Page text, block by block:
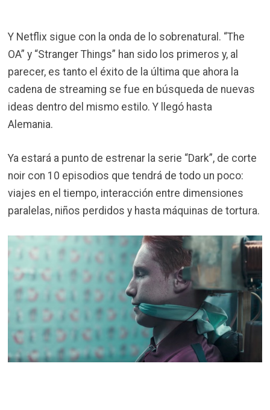
Y Netflix sigue con la onda de lo sobrenatural. “The
OA” y “Stranger Things” han sido los primeros y, al
parecer, es tanto el éxito de la última que ahora la
cadena de streaming se fue en búsqueda de nuevas
ideas dentro del mismo estilo. Y llegó hasta
Alemania.
Ya estará a punto de estrenar la serie “Dark”, de corte
noir con 10 episodios que tendrá de todo un poco:
viajes en el tiempo, interacción entre dimensiones
paralelas, niños perdidos y hasta máquinas de tortura.